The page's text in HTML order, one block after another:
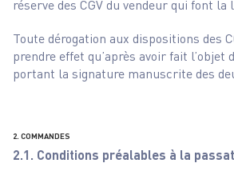
réserve des CGV du vendeur qui font la
Toute dérogation aux dispositions des
prendre effet qu’après avoir fait l’objet
portant la signature manuscrite des
2. COMMANDES
2.1. Conditions préalables à la